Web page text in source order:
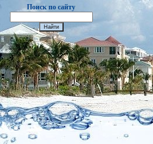
Поиск по сайту